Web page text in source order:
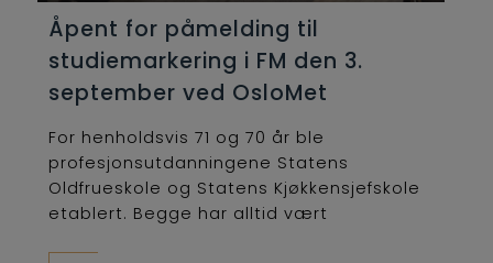
Åpent for påmelding til
studiemarkering i FM den 3.
september ved OsloMet
For henholdsvis 71 og 70 år ble
profesjonsutdanningene Statens
Oldfrueskole og Statens Kjøkkensjefskole
etablert. Begge har alltid vært